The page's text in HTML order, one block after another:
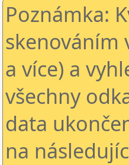
Poznámka:
skenováním
a více) a
všechny
data
na